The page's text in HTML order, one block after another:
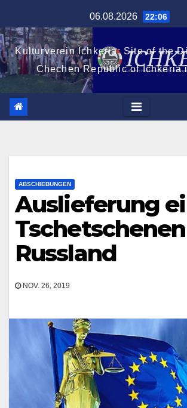
Inhalt
springen
06.08.2026 22:06
Kulturverein Ichkeria: Site of the
Chechen Republic of Ichkeria
ABSCHIEBUNGEN
Auslieferung
Russland
NOV. 26, 2019